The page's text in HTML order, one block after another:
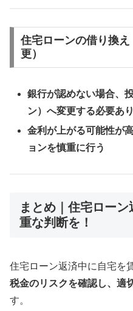
住宅ローンの借り換
更）
銀行が認めない場合、
ン）へ変更する必要あり
金利が上がる可能性が
ョンを慎重に行う
まとめ｜住宅ロー
重な判断を！
住宅ローン返済中に自宅を
税金のリスクを確認し、適
す。